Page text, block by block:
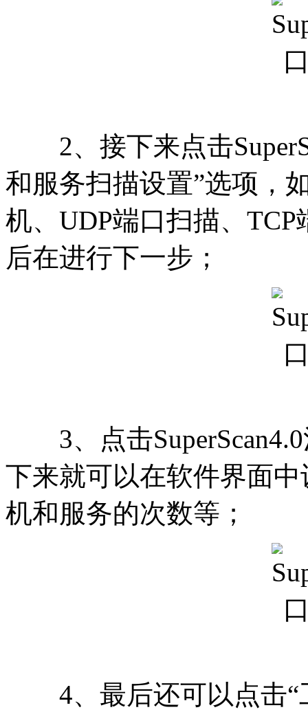
2、接下来点击
和服务扫描设置”选项，
机、UDP端口扫描、
后在进行下一步；
3、点击SuperScan4.0
下来就可以在软件界面
机和服务的次数等；
4、最后还可以点击“